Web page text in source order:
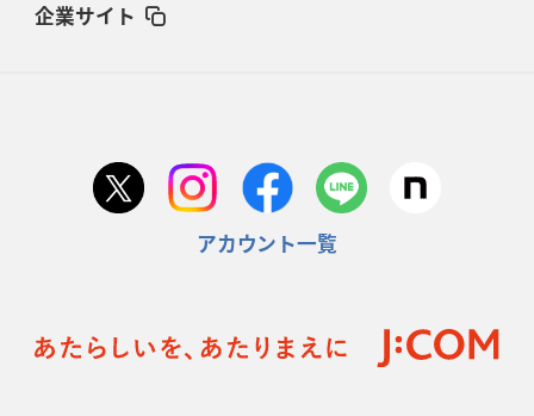
企業サイト
アカウント一覧